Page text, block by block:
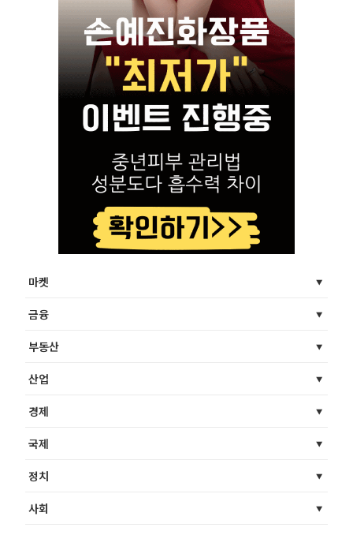
마켓
금융
부동산
산업
경제
국제
정치
사회